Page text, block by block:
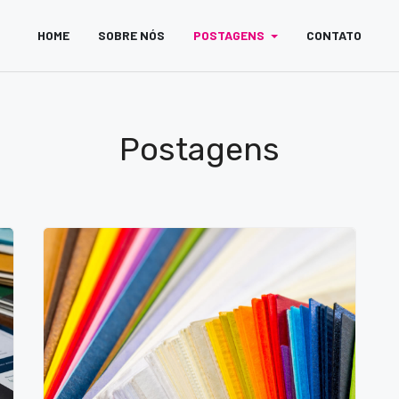
HOME SOBRE NÓS POSTAGENS CONTATO
Postagens